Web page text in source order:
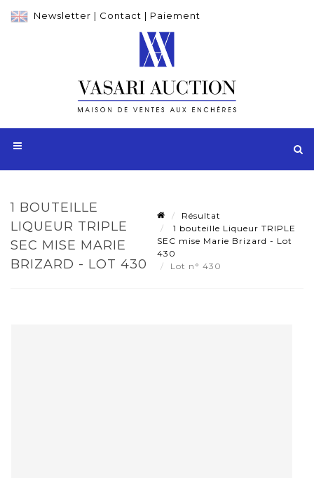
Newsletter | Contact | Paiement
1 BOUTEILLE
LIQUEUR TRIPLE
SEC MISE MARIE
BRIZARD - LOT 430
Résultat
1 bouteille Liqueur TRIPLE
SEC mise Marie Brizard - Lot
430
Lot n° 430